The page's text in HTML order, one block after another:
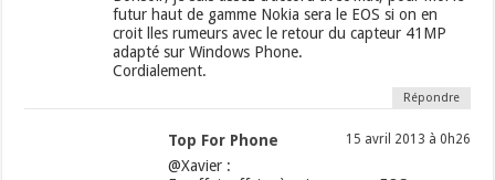
futur haut de gamme Nokia sera le EOS si on en
croit lles rumeurs avec le retour du capteur 41MP
adapté sur Windows Phone.
Cordialement.
Répondre
Top For Phone 15 avril 2013 à 0h26
@Xavier :